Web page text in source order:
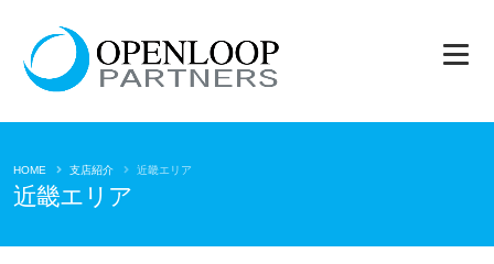
近畿エリア
HOME 支店紹介 近畿エリア